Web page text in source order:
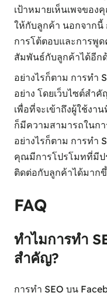
เป้าหมายเห็นเพจขอ
ให้กับลูกค้า นอกจากนี้
การโต้ตอบและการพู
สัมพันธ์กับลูกค้าได้อีก
อย่างไรก็ตาม การทำ
อย่าง โดยเว็บไซต์สำ
เพื่อที่จะเข้าถึงผู้ใช้งา
ก็มีความสามารถในก
อย่างไรก็ตาม การทำ
คุณมีการโปรโมทที่มีป
ติดต่อกับลูกค้าได้มาก
FAQ
ทำไมการทำ
สำคัญ?
การทำ SEO บน